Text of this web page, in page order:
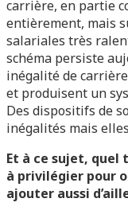
carrière, en partie
entièrement, mais
salariales très
schéma persiste
inégalité de
et produisent un
Des dispositifs de
inégalités mais
Et à ce sujet,
à privilégier pour
ajouter aussi